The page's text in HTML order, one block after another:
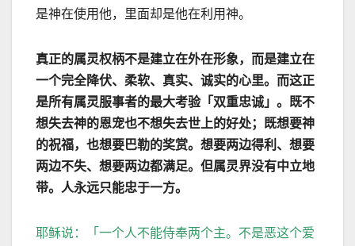
是神在使用他，里面却是他在利用神。
真正的属灵权柄不是建立在外在形象，而是建立在
一个完全降伏、柔软、真实、诚实的心里。而这正
是所有属灵服事者的最大考验「双重忠诚」。既不
想失去神的恩宠也不想失去世上的好处；既想要神
的祝福，也想要巴勒的奖赏。想要两边得利、想要
两边不失、想要两边都满足。但属灵界没有中立地
带。人永远只能忠于一方。
耶稣说：「一个人不能侍奉两个主。不是恶这个爱